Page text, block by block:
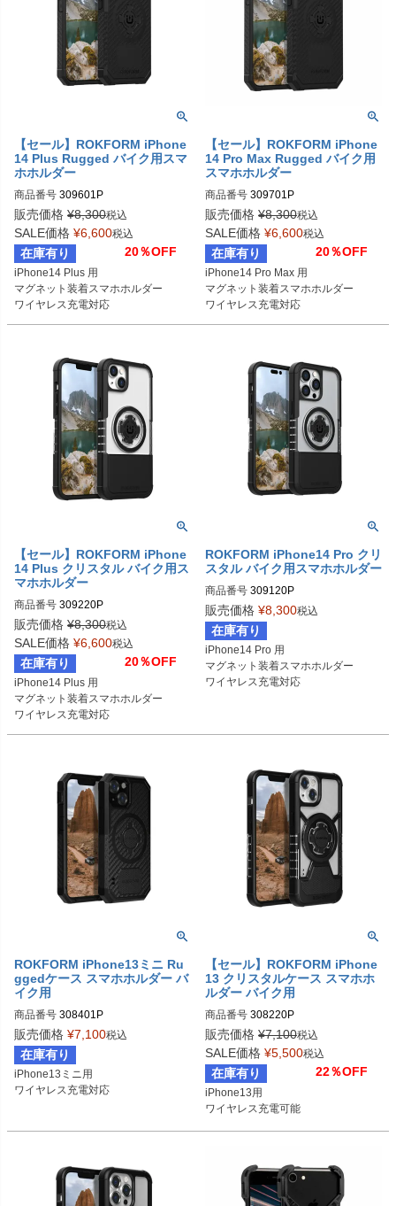
【セール】ROKFORM iPhone
14 Plus Rugged バイク用スマ
ホホルダー
商品番号 309601P
販売価格 ¥8,300税込
SALE価格 ¥6,600税込
在庫有り 20％OFF
iPhone14 Plus 用
マグネット装着スマホホルダー
ワイヤレス充電対応
【セール】ROKFORM iPhone
14 Pro Max Rugged バイク用
スマホホルダー
商品番号 309701P
販売価格 ¥8,300税込
SALE価格 ¥6,600税込
在庫有り 20％OFF
iPhone14 Pro Max 用
マグネット装着スマホホルダー
ワイヤレス充電対応
【セール】ROKFORM iPhone
14 Plus クリスタル バイク用ス
マホホルダー
商品番号 309220P
販売価格 ¥8,300税込
SALE価格 ¥6,600税込
在庫有り 20％OFF
iPhone14 Plus 用
マグネット装着スマホホルダー
ワイヤレス充電対応
ROKFORM iPhone14 Pro クリ
スタル バイク用スマホホルダー
商品番号 309120P
販売価格 ¥8,300税込
在庫有り
iPhone14 Pro 用
マグネット装着スマホホルダー
ワイヤレス充電対応
ROKFORM iPhone13ミニ Ru
ggedケース スマホホルダー バ
イク用
商品番号 308401P
販売価格 ¥7,100税込
在庫有り
iPhone13ミニ用
ワイヤレス充電対応
【セール】ROKFORM iPhone
13 クリスタルケース スマホホ
ルダー バイク用
商品番号 308220P
販売価格 ¥7,100税込
SALE価格 ¥5,500税込
在庫有り 22％OFF
iPhone13用
ワイヤレス充電可能